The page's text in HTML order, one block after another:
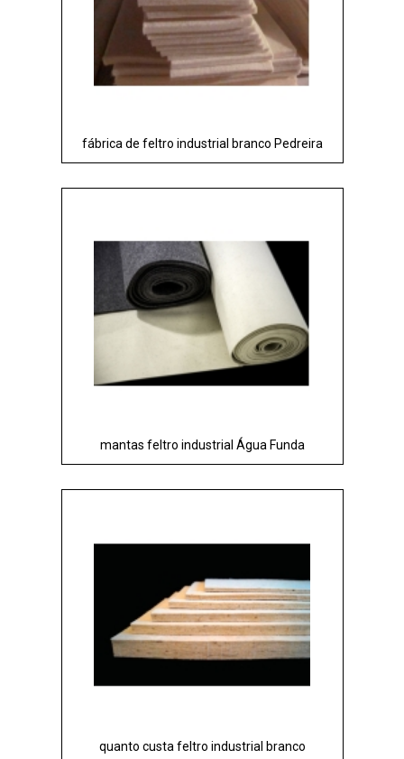
fábrica de feltro industrial branco Pedreira
mantas feltro industrial Água Funda
quanto custa feltro industrial branco